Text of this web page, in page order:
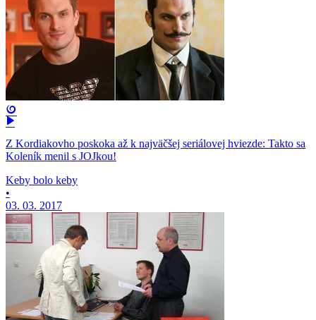
Z Kordiakovho poskoka až k najväčšej seriálovej hviezde: Takto sa
Koleník menil s JOJkou!
Keby bolo keby
•
03. 03. 2017